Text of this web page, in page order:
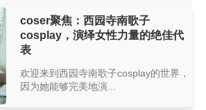
coser聚焦：西园寺南歌子
cosplay，演绎女性力量的绝佳代
表
欢迎来到西园寺南歌子cosplay的世界，
因为她能够完美地演...